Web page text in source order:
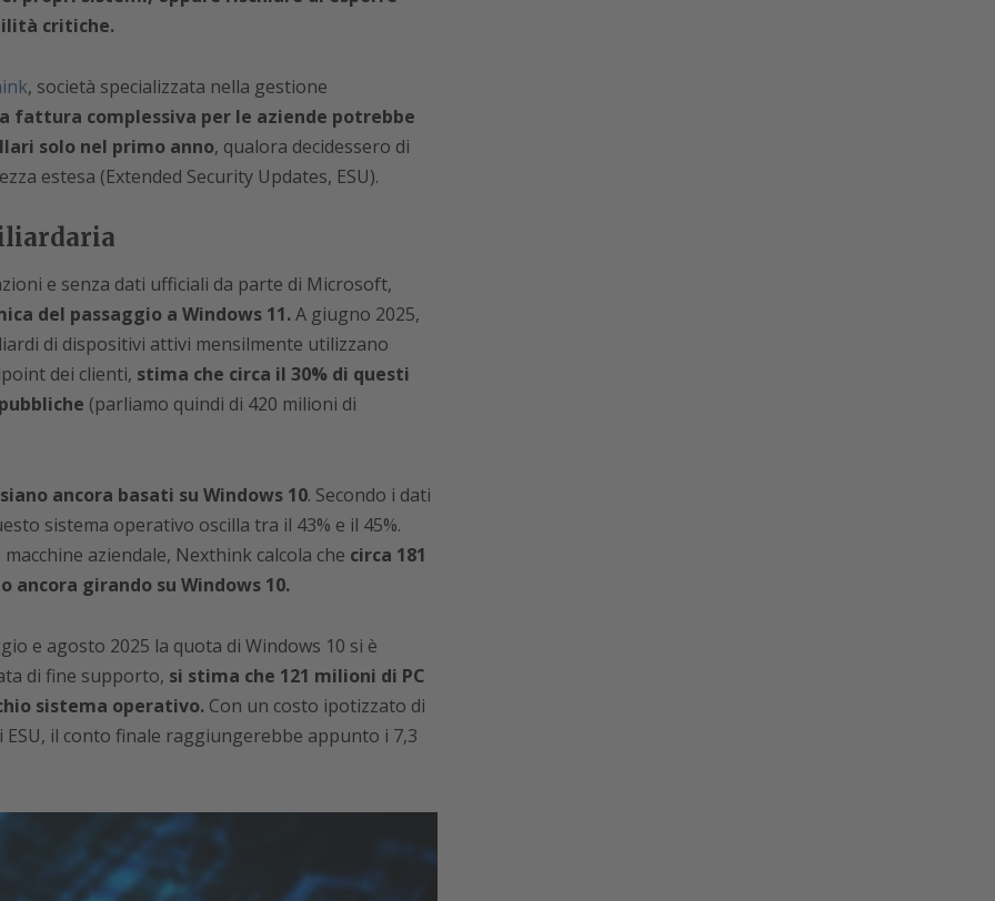
critiche.
, società specializzata nella gestione
fattura complessiva per le aziende potrebbe
solo nel primo anno, qualora decidessero di
estesa (Extended Security Updates, ESU).
e senza dati ufficiali da parte di Microsoft,
del passaggio a Windows 11.A giugno 2025,
di dispositivi attivi mensilmente utilizzano
dei clienti, stima che circa il 30% di questi
(parliamo quindi di 420 milioni di
ancora basati su Windows 10. Secondo i dati
sistema operativo oscilla tra il 43% e il 45%.
aziendale, Nexthink calcola che circa 181
girando su Windows 10.
e agosto 2025 la quota di Windows 10 si è
di fine supporto, si stima che 121 milioni di PC
sistema operativo.Con un costo ipotizzato di
il conto finale raggiungerebbe appunto i 7,3